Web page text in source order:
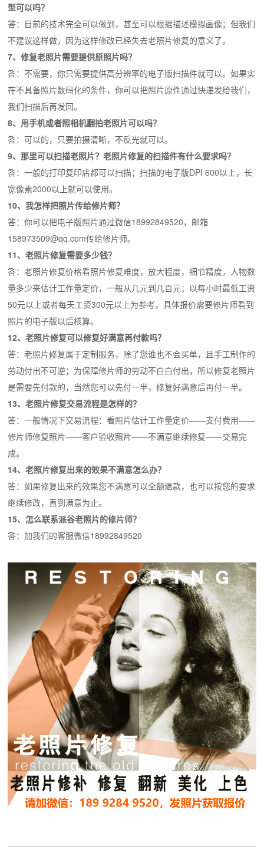
型可以吗？
答：目前的技术完全可以做到，甚至可以根据描述模拟画像；但我们
不建议这样做，因为这样修改已经失去老照片修复的意义了。
7、修复老照片需要提供原照片吗？
答：不需要，你只需要提供高分辨率的电子版扫描件就可以。如果实
在不具备照片数码化的条件，你可以把照片原件通过快递发给我们，
我们扫描后再发回。
8、用手机或者照相机翻拍老照片可以吗？
答：可以的，只要拍摄清晰，不反光就可以。
9、那里可以扫描老照片？老照片修复的扫描件有什么要求吗？
答：一般的打印复印店都可以扫描；扫描的电子版DPI 600以上，长
宽像素2000以上就可以使用。
10、我怎样把照片传给修片师？
答：你可以把电子版照片通过微信18992849520，邮箱
158973509@qq.com传给修片师。
11、老照片修复需要多少钱？
答：老照片修复价格看照片修复难度，放大程度，细节精度，人物数
量多少来估计工作量定价，一般从几元到几百元；以每小时最低工资
50元以上或者每天工资300元以上为参考。具体报价需要修片师看到
照片的电子版以后核算。
12、老照片修复可以修复好满意再付款吗？
答：老照片修复属于定制服务，除了您谁也不会买单，且手工制作的
劳动付出不可逆；为保障修片师的劳动不白白付出，所以修复老照片
是需要先付款的，当然您可以先付一半，修复好满意后再付一半。
13、老照片修复交易流程是怎样的？
答：一般情况下交易流程：看照片估计工作量定价——支付费用——
修片师修复照片——客户验收照片——不满意继续修复——交易完
成。
14、老照片修复出来的效果不满意怎么办？
答：如果修复出来的效果您不满意可以全额退款，也可以按您的要求
继续修改，直到满意为止。
15、怎么联系派谷老照片的修片师？
答：加我们的客服微信18992849520